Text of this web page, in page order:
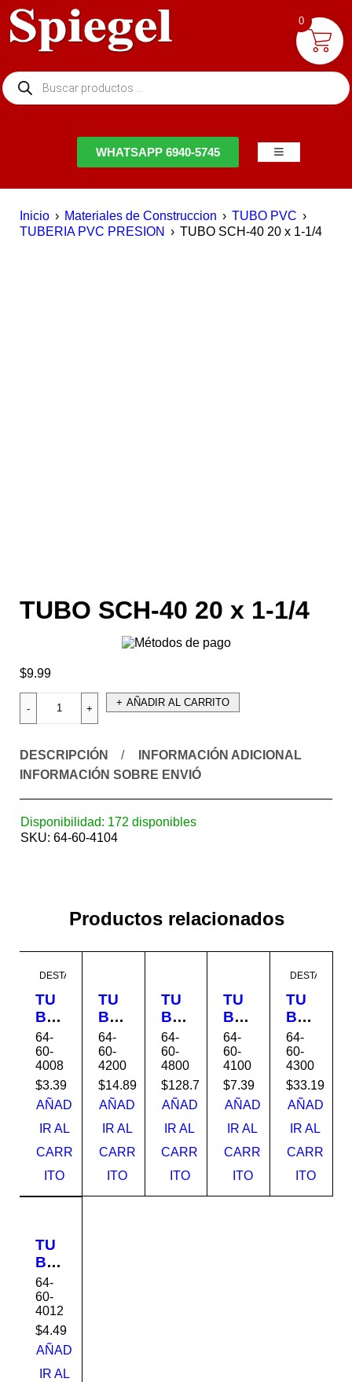
WHATSAPP 6940-5745
Inicio › Materiales de Construccion › TUBO PVC ›
TUBERIA PVC PRESION › TUBO SCH-40 20 x 1-1/4
TUBO SCH-40 20 x 1-1/4
$9.99
AÑADIR AL CARRITO
DESCRIPCIÓN
INFORMACIÓN ADICIONAL
INFORMACIÓN SOBRE ENVIÓ
Disponibilidad: 172 disponibles
SKU: 64-60-4104
Productos relacionados
DESTACADO
TU
BO
SC
H-
40
20 x
1/2"
64-
60-
4008
$3.39
AÑAD
IR AL
CARR
ITO
TU
BO
SC
H-
40
20 x
2"
64-
60-
4200
$14.89
AÑAD
IR AL
CARR
ITO
TU
BO
SC
H-
40
20 x
8"
64-
60-
4800
$128.79
AÑAD
IR AL
CARR
ITO
TU
BO
SC
H-
40
20 x
1"
64-
60-
4100
$7.39
AÑAD
IR AL
CARR
ITO
DESTACADO
TU
BO
SC
H-
40
20 x
3"
64-
60-
4300
$33.19
AÑAD
IR AL
CARR
ITO
TU
BO
SC
H-
40
20 x
3/4"
64-
60-
4012
$4.49
AÑAD
IR AL
0